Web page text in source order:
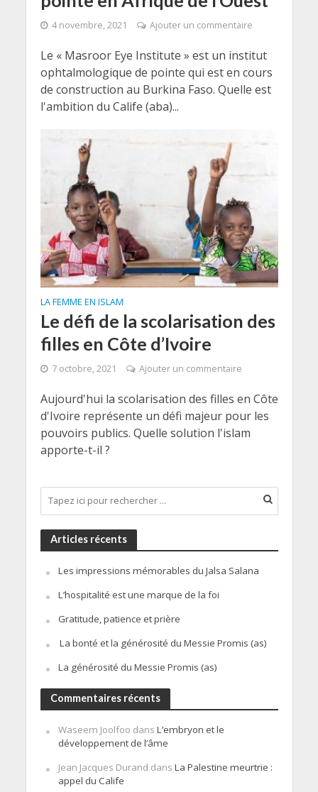
4 novembre, 2021 Ajouter un commentaire
Le « Masroor Eye Institute » est un institut
ophtalmologique de pointe qui est en cours
de construction au Burkina Faso. Quelle est
l'ambition du Calife (aba)...
LA FEMME EN ISLAM
Le défi de la scolarisation des
filles en Côte d’Ivoire
7 octobre, 2021 Ajouter un commentaire
Aujourd'hui la scolarisation des filles en Côte
d'Ivoire représente un défi majeur pour les
pouvoirs publics. Quelle solution l'islam
apporte-t-il ?
Articles récents
Les impressions mémorables du Jalsa Salana
L’hospitalité est une marque de la foi
Gratitude, patience et prière
La bonté et la générosité du Messie Promis (as)
La générosité du Messie Promis (as)
Commentaires récents
Waseem Joolfoo dans L’embryon et le
développement de l’âme
Jean Jacques Durand dans La Palestine meurtrie :
appel du Calife